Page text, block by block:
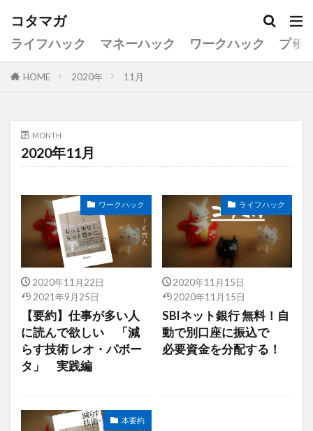
コタマガ
ライフハック マネーハック ワークハック プラ
HOME 2020年 11月
MONTH
2020年11月
ワークハック
2020年11月22日
2021年9月25日
【要約】仕事が多い人
に読んで欲しい 「減
らす技術 レオ・パボー
タ」 実践編
ライフハック
2020年11月15日
2020年11月15日
SBIネット銀行 無料！自
動で別口座に振込で
必要資金を分配する！
本要約